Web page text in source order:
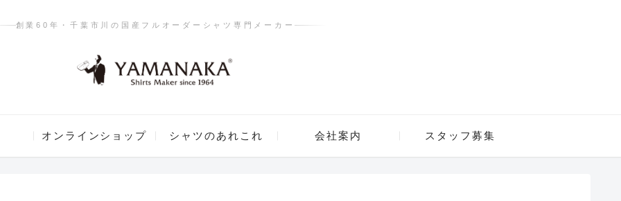
創業60年・千葉市川の国産フルオーダーシャツ専門メーカー
オンラインショップ シャツのあれこれ 会社案内 スタッフ募集